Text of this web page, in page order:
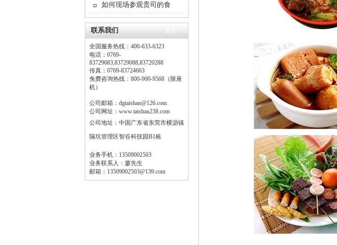
如何现场参观贵司的食
联系我们
全国服务热线：400-633-6323
电话：0769-
83729083,83729088,83720288
传真：0769-83724663
免费咨询热线：800-900-9568（限座
机）
公司邮箱：dgtaishan@126.com
公司网址：www.taishan238.com
公司地址： 中国广东省东莞市横沥镇
隔坑管理区智谷科技园B1栋
业务手机：13509002503
业务联系人：廖先生
邮箱：13509002503@139.com